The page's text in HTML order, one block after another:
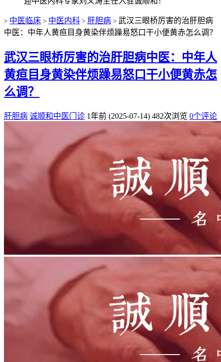
> 中医临床 > 中医内科 > 肝胆病 > 武汉三眼桥厉害的治肝胆病
中医：中年人黄疸目身黄染伴烦躁易怒口干小便黄赤怎么调？
武汉三眼桥厉害的治肝胆病中医：中年人
黄疸目身黄染伴烦躁易怒口干小便黄赤怎
么调？
肝胆病 诚顺和中医门诊 1年前 (2025-07-14) 482次浏览 0个评论